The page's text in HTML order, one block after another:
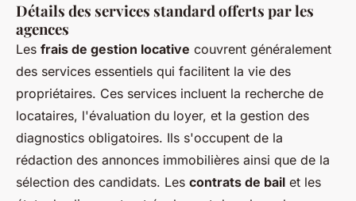
Détails des services standard offerts par les
agences
Les frais de gestion locative couvrent généralement
des services essentiels qui facilitent la vie des
propriétaires. Ces services incluent la recherche de
locataires, l'évaluation du loyer, et la gestion des
diagnostics obligatoires. Ils s'occupent de la
rédaction des annonces immobilières ainsi que de la
sélection des candidats. Les contrats de bail et les